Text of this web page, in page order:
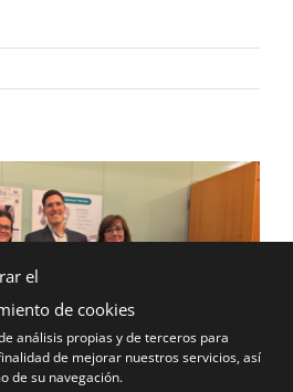
el
de cookies
análisis propias y de terceros para
de mejorar nuestros servicios, así
de su navegación.